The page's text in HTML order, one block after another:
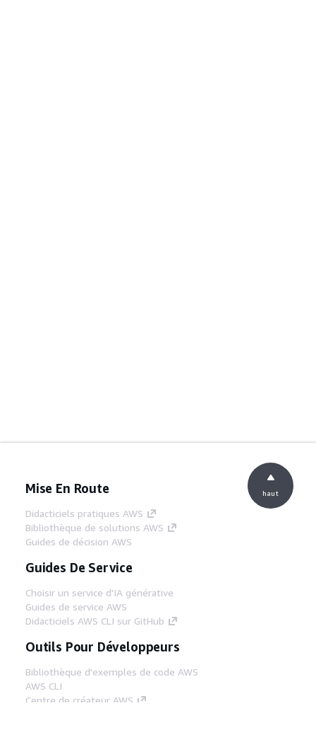
Mise En Route
Didacticiels pratiques AWS
Bibliothèque de solutions AWS
Guides de décision AWS
Guides De Service
Choisir un service d'IA générative
Guides de service AWS
Didacticiels AWS CLI sur GitHub
Outils Pour Développeurs
Bibliothèque d'exemples de code AWS
AWS CLI
Centre de créateur AWS
haut